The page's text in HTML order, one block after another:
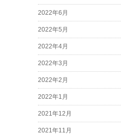
2022年6月
2022年5月
2022年4月
2022年3月
2022年2月
2022年1月
2021年12月
2021年11月